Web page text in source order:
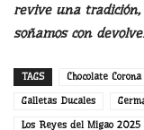
revive una tradición,
soñamos con
TAGS Chocolate Corona
Galletas Ducales
Los Reyes del Migao 2025